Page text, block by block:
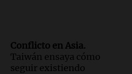
Conflicto en Asia.
Taiwán ensaya cómo
seguir existiendo